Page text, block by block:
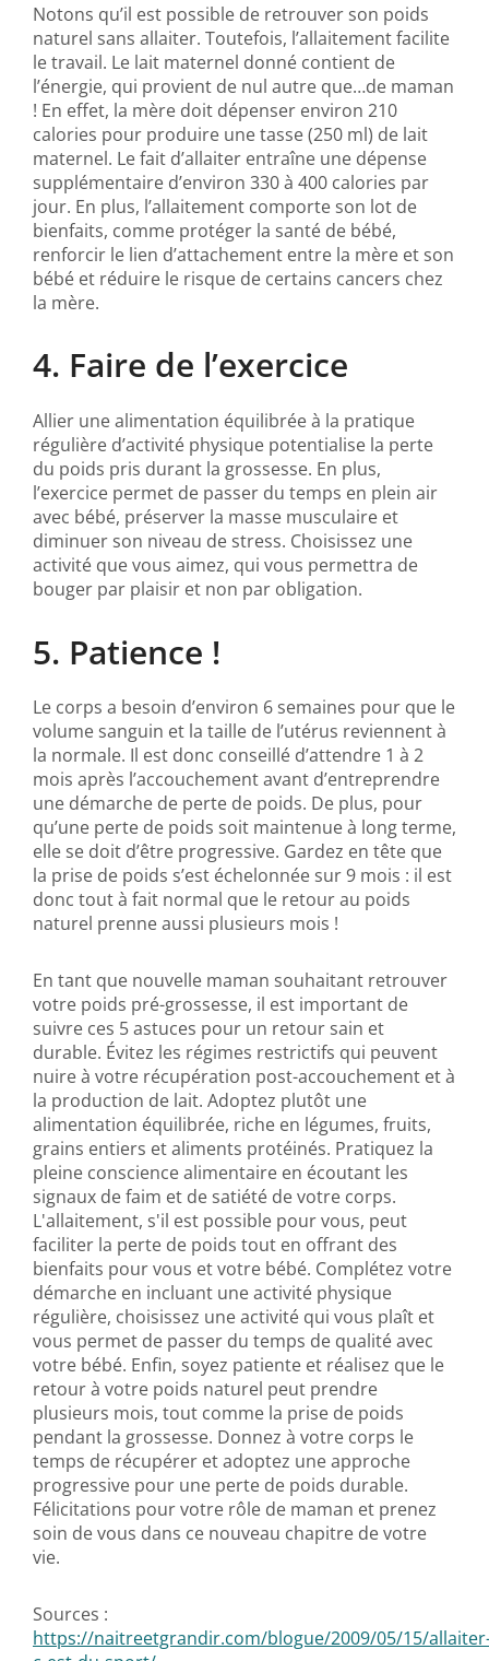
Notons qu’il est possible de retrouver son poids
naturel sans allaiter. Toutefois, l’allaitement facilite
le travail. Le lait maternel donné contient de
l’énergie, qui provient de nul autre que…de maman
! En effet, la mère doit dépenser environ 210
calories pour produire une tasse (250 ml) de lait
maternel. Le fait d’allaiter entraîne une dépense
supplémentaire d’environ 330 à 400 calories par
jour. En plus, l’allaitement comporte son lot de
bienfaits, comme protéger la santé de bébé,
renforcir le lien d’attachement entre la mère et son
bébé et réduire le risque de certains cancers chez
la mère.
4. Faire de l’exercice
Allier une alimentation équilibrée à la pratique
régulière d’activité physique potentialise la perte
du poids pris durant la grossesse. En plus,
l’exercice permet de passer du temps en plein air
avec bébé, préserver la masse musculaire et
diminuer son niveau de stress. Choisissez une
activité que vous aimez, qui vous permettra de
bouger par plaisir et non par obligation.
5. Patience !
Le corps a besoin d’environ 6 semaines pour que le
volume sanguin et la taille de l’utérus reviennent à
la normale. Il est donc conseillé d’attendre 1 à 2
mois après l’accouchement avant d’entreprendre
une démarche de perte de poids. De plus, pour
qu’une perte de poids soit maintenue à long terme,
elle se doit d’être progressive. Gardez en tête que
la prise de poids s’est échelonnée sur 9 mois : il est
donc tout à fait normal que le retour au poids
naturel prenne aussi plusieurs mois !
En tant que nouvelle maman souhaitant retrouver
votre poids pré-grossesse, il est important de
suivre ces 5 astuces pour un retour sain et
durable. Évitez les régimes restrictifs qui peuvent
nuire à votre récupération post-accouchement et à
la production de lait. Adoptez plutôt une
alimentation équilibrée, riche en légumes, fruits,
grains entiers et aliments protéinés. Pratiquez la
pleine conscience alimentaire en écoutant les
signaux de faim et de satiété de votre corps.
L'allaitement, s'il est possible pour vous, peut
faciliter la perte de poids tout en offrant des
bienfaits pour vous et votre bébé. Complétez votre
démarche en incluant une activité physique
régulière, choisissez une activité qui vous plaît et
vous permet de passer du temps de qualité avec
votre bébé. Enfin, soyez patiente et réalisez que le
retour à votre poids naturel peut prendre
plusieurs mois, tout comme la prise de poids
pendant la grossesse. Donnez à votre corps le
temps de récupérer et adoptez une approche
progressive pour une perte de poids durable.
Félicitations pour votre rôle de maman et prenez
soin de vous dans ce nouveau chapitre de votre
vie.
Sources :
https://naitreetgrandir.com/blogue/2009/05/15/